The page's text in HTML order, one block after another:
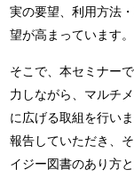
実の要望、利用方法
望が高まっています。
そこで、本セミナー
力しながら、マルチ
に広げる取組を行い
報告していただき、
イジー図書のあり方